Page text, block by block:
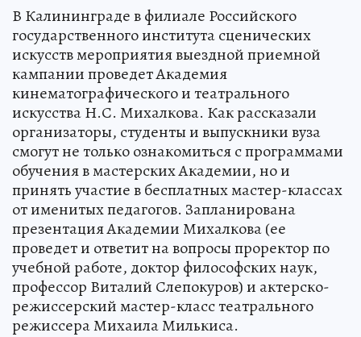
В Калининграде в филиале Российского
государственного института сценических
искусств мероприятия выездной приемной
кампании проведет Академия
кинематографического и театрального
искусства Н.С. Михалкова. Как рассказали
организаторы, студенты и выпускники вуза
смогут не только ознакомиться с программами
обучения в мастерских Академии, но и
принять участие в бесплатных мастер-классах
от именитых педагогов. Запланирована
презентация Академии Михалкова (ее
проведет и ответит на вопросы проректор по
учебной работе, доктор философских наук,
профессор Виталий Слепокуров) и актерско-
режиссерский мастер-класс театрального
режиссера Михаила Милькиса.